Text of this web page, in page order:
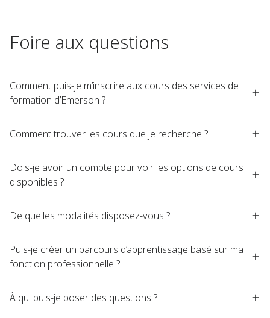
Foire aux questions
Comment puis-je m’inscrire aux cours des services de
formation d’Emerson ?
Comment trouver les cours que je recherche ?
Dois-je avoir un compte pour voir les options de cours
disponibles ?
De quelles modalités disposez-vous ?
Puis-je créer un parcours d’apprentissage basé sur ma
fonction professionnelle ?
À qui puis-je poser des questions ?